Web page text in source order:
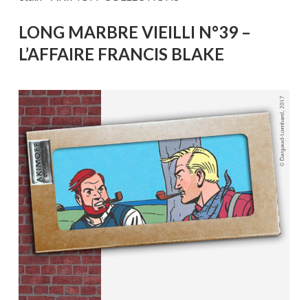
LONG MARBRE VIEILLI N°39 –
L’AFFAIRE FRANCIS BLAKE